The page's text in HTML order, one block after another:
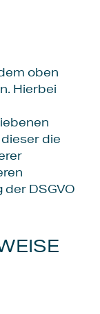
oben
Hierbei
die
DSGVO